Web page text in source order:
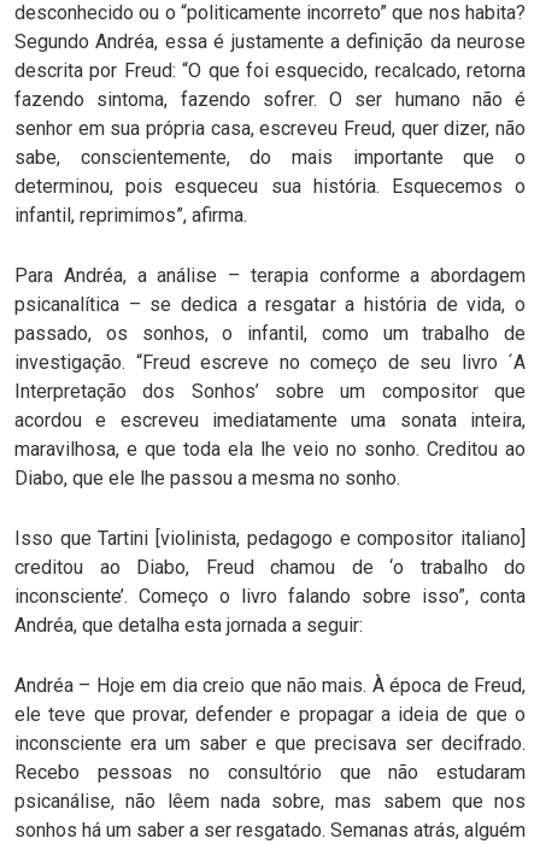
desconhecido ou o “politicamente incorreto” que nos habita?
Segundo Andréa, essa é justamente a definição da neurose
descrita por Freud: “O que foi esquecido, recalcado, retorna
fazendo sintoma, fazendo sofrer. O ser humano não é
senhor em sua própria casa, escreveu Freud, quer dizer, não
sabe, conscientemente, do mais importante que o
determinou, pois esqueceu sua história. Esquecemos o
infantil, reprimimos”, afirma.
Para Andréa, a análise – terapia conforme a abordagem
psicanalítica – se dedica a resgatar a história de vida, o
passado, os sonhos, o infantil, como um trabalho de
investigação. “Freud escreve no começo de seu livro ´A
Interpretação dos Sonhos’ sobre um compositor que
acordou e escreveu imediatamente uma sonata inteira,
maravilhosa, e que toda ela lhe veio no sonho. Creditou ao
Diabo, que ele lhe passou a mesma no sonho.
Isso que Tartini [violinista, pedagogo e compositor italiano]
creditou ao Diabo, Freud chamou de ‘o trabalho do
inconsciente’. Começo o livro falando sobre isso”, conta
Andréa, que detalha esta jornada a seguir:
Andréa – Hoje em dia creio que não mais. À época de Freud,
ele teve que provar, defender e propagar a ideia de que o
inconsciente era um saber e que precisava ser decifrado.
Recebo pessoas no consultório que não estudaram
psicanálise, não lêem nada sobre, mas sabem que nos
sonhos há um saber a ser resgatado. Semanas atrás, alguém